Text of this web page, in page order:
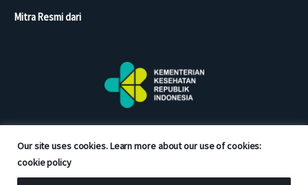
Our site uses cookies. Learn more about our use of cookies:
cookie policy
Mitra Resmi dari